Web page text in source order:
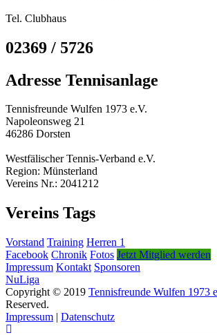
Tel. Clubhaus
02369 / 5726
Adresse Tennisanlage
Tennisfreunde Wulfen 1973 e.V.
Napoleonsweg 21
46286 Dorsten
Westfälischer Tennis-Verband e.V.
Region: Münsterland
Vereins Nr.: 2041212
Vereins Tags
Vorstand Training Herren 1
Facebook Chronik Fotos Jetzt Mitglied werden
Impressum Kontakt Sponsoren
NuLiga
Copyright © 2019 Tennisfreunde Wulfen 1973
Reserved.
Impressum | Datenschutz